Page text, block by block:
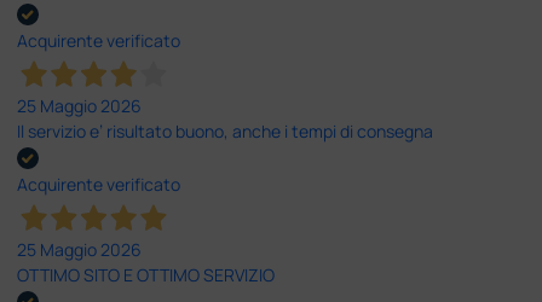
Acquirente verificato
25 Maggio 2026
Il servizio e’ risultato buono, anche i tempi di consegna
Acquirente verificato
25 Maggio 2026
OTTIMO SITO E OTTIMO SERVIZIO